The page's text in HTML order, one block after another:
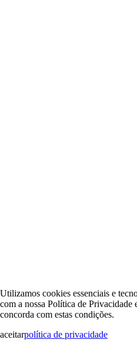
Utilizamos cookies essenciais e
com a nossa Política de
concorda com estas condições.
aceitarpolítica de privacidade